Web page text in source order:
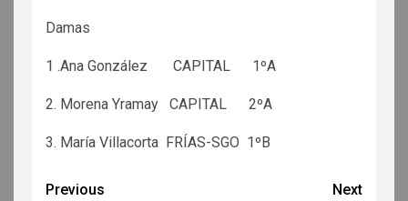
Damas
1 .Ana González CAPITAL 1ºA
2. Morena Yramay CAPITAL 2ºA
3. María Villacorta FRÍAS-SGO 1ºB
Previous
Next